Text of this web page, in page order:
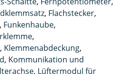
, Flachstecker,
, Funkenhaube,
,
, Klemmenabdeckung,
, Kommunikation und
, Lüftermodul für